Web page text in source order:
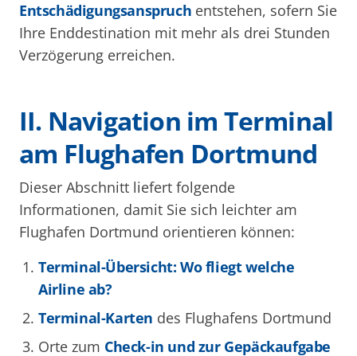
Entschädigungsanspruch entstehen, sofern Sie
Ihre Enddestination mit mehr als drei Stunden
Verzögerung erreichen.
II. Navigation im Terminal
am Flughafen Dortmund
Dieser Abschnitt liefert folgende
Informationen, damit Sie sich leichter am
Flughafen Dortmund orientieren können:
Terminal-Übersicht: Wo fliegt welche
Airline ab?
Terminal-Karten des Flughafens Dortmund
Orte zum Check-in und zur Gepäckaufgabe